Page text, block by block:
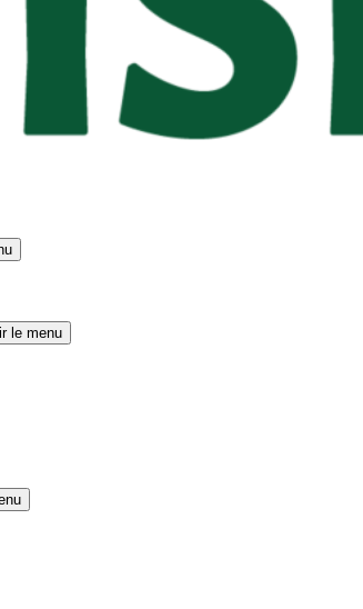
le menu